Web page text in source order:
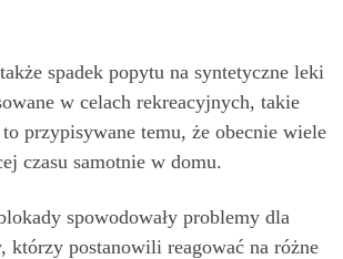
spadek popytu na syntetyczne leki
w celach rekreacyjnych, takie
przypisywane temu, że obecnie wiele
czasu samotnie w domu.
spowodowały problemy dla
którzy postanowili reagować na różne